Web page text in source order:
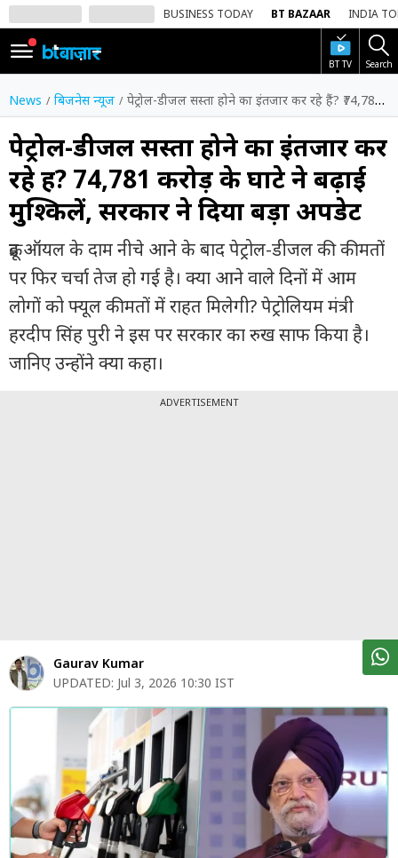
BUSINESS TODAY BT BAZAAR INDIA
BT TV Search
SIGN
IN
Dark
Mode
होम
शेयर
बाज़ार
वीडियो
ट्रेंडिंग
बिजनेस
न्यूज
शेयर
बाज़ार
ट्रेंडिंग
बिजनेस
वीडियो
म्यूचुअल
फंड
News बिजनेस न्यूज पेट्रोल-डीजल सस्ता होने का इंतजार कर रहे हैं? ₹74,781 करोड़ के घाटे ने बढ़ाई मुश्किलें, सरकार ने दिया बड़ा अपडेट
पेट्रोल-डीजल सस्ता होने का इंतजार कर
रहे हैं? ₹74,781 करोड़ के घाटे ने बढ़ाई
मुश्किलें, सरकार ने दिया बड़ा अपडेट
क्रूड ऑयल के दाम नीचे आने के बाद पेट्रोल-डीजल की कीमतों
पर फिर चर्चा तेज हो गई है। क्या आने वाले दिनों में आम
लोगों को फ्यूल कीमतों में राहत मिलेगी? पेट्रोलियम मंत्री
हरदीप सिंह पुरी ने इस पर सरकार का रुख साफ किया है।
जानिए उन्होंने क्या कहा।
ADVERTISEMENT
Gaurav Kumar
UPDATED: Jul 3, 2026 10:30 IST